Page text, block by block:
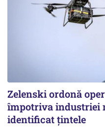
Zelenski ordonă
împotriva industriei
identificat țintele